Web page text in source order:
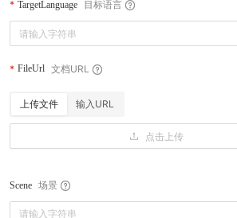
TargetLanguage 目标语言
FileUrl 文档URL
上传文件 输入URL
点击上传
Scene 场景